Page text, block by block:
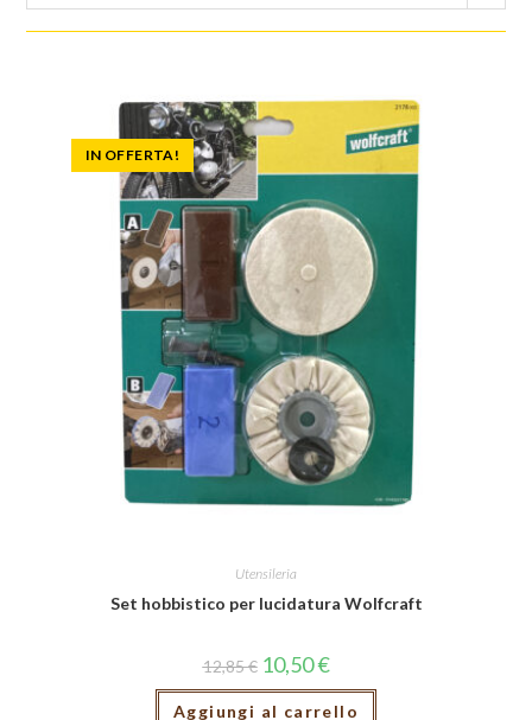
IN OFFERTA!
Utensileria
Set hobbistico per lucidatura Wolfcraft
12,85€ 10,50€
Aggiungi al carrello